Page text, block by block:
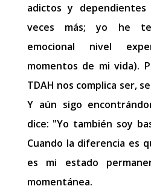
adictos y
veces más; yo he
emocional nivel
momentos de mi vida).
TDAH nos complica ser,
Y aún sigo
dice: "Yo también soy
Cuando la diferencia es
es mi estado
momentánea.